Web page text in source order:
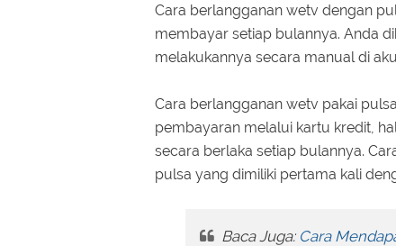
Cara berlangganan wetv dengan
membayar setiap bulannya. Anda
melakukannya secara manual di
Cara berlangganan wetv pakai
pembayaran melalui kartu kredit,
secara berlaka setiap bulannya.
pulsa yang dimiliki pertama kali
Baca Juga: Cara